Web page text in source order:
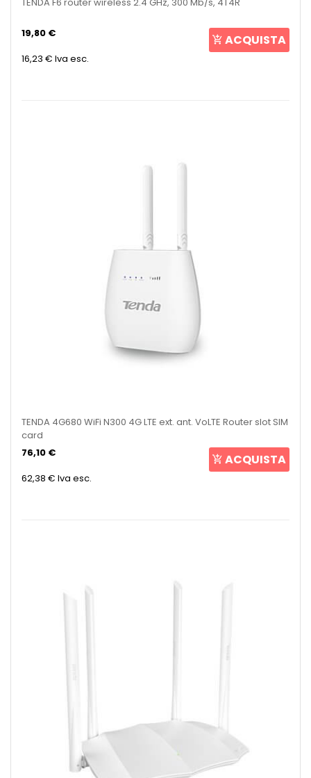
TENDA F6 router wireless 2.4 GHz, 300 Mb/s, 4T4R
19,80 €
16,23 € Iva esc.
ACQUISTA
TENDA 4G680 WiFi N300 4G LTE ext. ant. VoLTE Router slot SIM
card
76,10 €
62,38 € Iva esc.
ACQUISTA